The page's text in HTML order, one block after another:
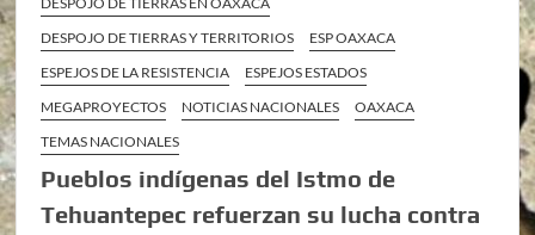
DESPOJO DE TIERRAS Y TERRITORIOS
ESP OAXACA
ESPEJOS DE LA RESISTENCIA
ESPEJOS ESTADOS
MEGAPROYECTOS
NOTICIAS NACIONALES
OAXACA
TEMAS NACIONALES
Pueblos indígenas del Istmo de
Tehuantepec refuerzan su lucha contra